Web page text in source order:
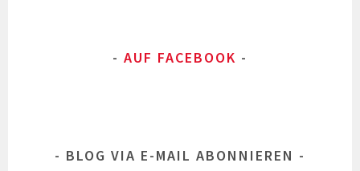
AUF FACEBOOK
BLOG VIA E-MAIL ABONNIEREN